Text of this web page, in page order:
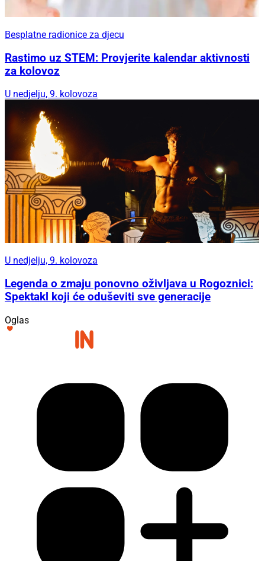
Besplatne radionice za djecu
Rastimo uz STEM: Provjerite kalendar aktivnosti
za kolovoz
U nedjelju, 9. kolovoza
U nedjelju, 9. kolovoza
Legenda o zmaju ponovno oživljava u Rogoznici:
Spektakl koji će oduševiti sve generacije
Oglas